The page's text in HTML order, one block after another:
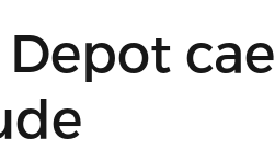
cae